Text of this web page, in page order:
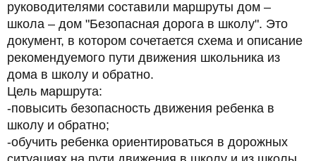
руководителями составили маршруты дом –
школа – дом "Безопасная дорога в школу". Это
документ, в котором сочетается схема и описание
рекомендуемого пути движения школьника из
дома в школу и обратно.
Цель маршрута:
-повысить безопасность движения ребенка в
школу и обратно;
-обучить ребенка ориентироваться в дорожных